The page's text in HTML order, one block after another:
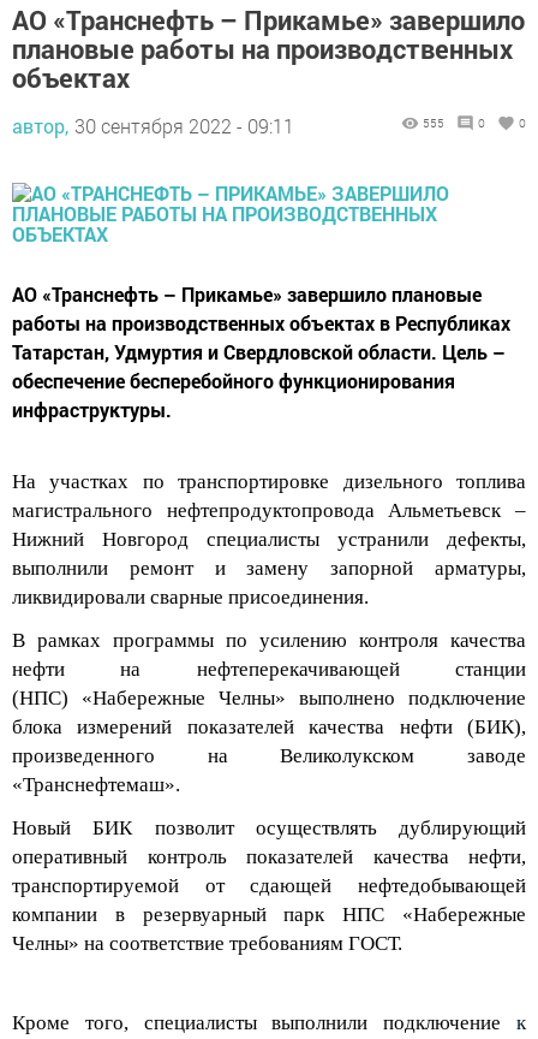
АО «Транснефть – Прикамье» завершило
плановые работы на производственных
объектах
автор, 30 сентября 2022 - 09:11 555 0 0
АО «Транснефть – Прикамье» завершило плановые
работы на производственных объектах в Республиках
Татарстан, Удмуртия и Свердловской области. Цель –
обеспечение бесперебойного функционирования
инфраструктуры.
Научастках по транспортировке дизельного топлива
магистрального нефтепродуктопровода Альметьевск –
Нижний Новгород специалисты устранили дефекты,
выполнили ремонт и замену запорной арматуры,
ликвидировали сварные присоединения.
В рамках программы по усилению контроля качества
нефти на нефтеперекачивающей станции
(НПС) «Набережные Челны» выполнено подключение
блока измерений показателей качества нефти (БИК),
произведенного на Великолукском заводе
«Транснефтемаш».
Новый БИК позволитосуществлять дублирующий
оперативный контроль показателей качества нефти,
транспортируемой от сдающей нефтедобывающей
компании в резервуарный паркНПС «Набережные
Челны» на соответствие требованиям ГОСТ.
Кроме того, специалисты выполнили подключение к